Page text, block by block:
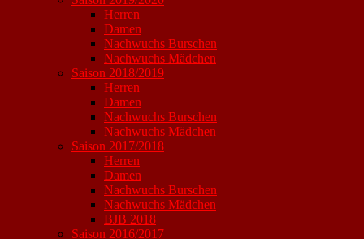
Herren
Damen
Nachwuchs Burschen
Nachwuchs Mädchen
Saison 2018/2019
Herren
Damen
Nachwuchs Burschen
Nachwuchs Mädchen
Saison 2017/2018
Herren
Damen
Nachwuchs Burschen
Nachwuchs Mädchen
BJB 2018
Saison 2016/2017